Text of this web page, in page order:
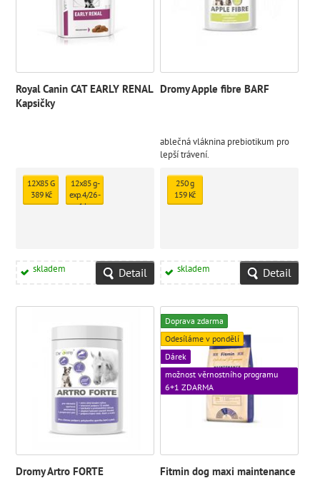
Royal Canin CAT EARLY RENAL
Kapsičky
12X85 G
389 Kč
12x85 g -
exp. 4/26 -
1 ks
skladem Detail
Dromy Apple fibre BARF
ablečná vláknina prebiotikum pro
lepší trávení.
250 g
159 Kč
skladem Detail
Dromy Artro FORTE
Doprava zdarma
Odesíláme v pondělí
Dárek
možnost věrnostního programu
6+1 ZDARMA
Fitmin dog maxi maintenance